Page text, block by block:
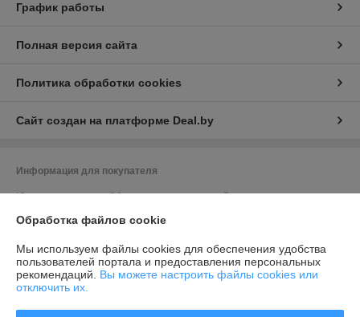
График работы
Полная версия сайта
Политика обработки cookies
Сайт создан на платформе Deal.by
Информация для покупателя
Юридическое лицо:Общество с ограниченной ответственностью
190863688, 220136, г. Минск, ул. Академика Жебрака, 35, оф. 309
Регистрационный номер ЕГР: 190863688
УНП: 190863688
Обработка файлов cookie
Мы используем файлы cookies для обеспечения удобства
пользователей портала и предоставления персональных
рекомендаций. Вы можете настроить файлы cookies или
отключить их.